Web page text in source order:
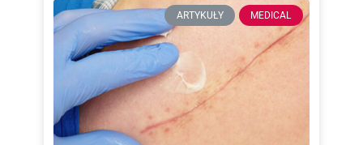
ARTYKUŁY MEDICAL